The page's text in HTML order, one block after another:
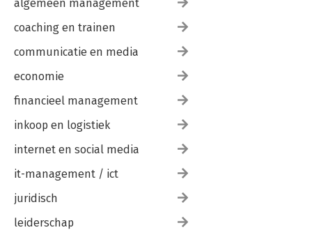
algemeen management
coaching en trainen
communicatie en media
economie
financieel management
inkoop en logistiek
internet en social media
it-management / ict
juridisch
leiderschap